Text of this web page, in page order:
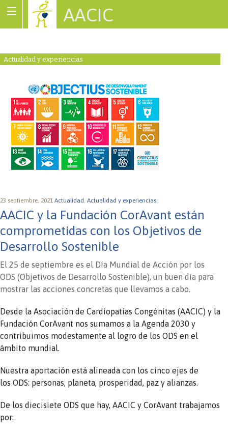
AACIC
Actualidad y experiencias
23 septiembre, 2021 Actualidad. Actualidad y experiencias.
AACIC y la Fundación CorAvant están
comprometidas con los Objetivos de
Desarrollo Sostenible
El 25 de septiembre es el Día Mundial de Acción por los
ODS (Objetivos de Desarrollo Sostenible), un buen día para
mostrar las acciones concretas que llevamos a cabo.
Desde la Asociación de Cardiopatías Congénitas (AACIC) y la
Fundación CorAvant nos sumamos a la Agenda 2030 y
contribuimos modestamente al logro de los ODS en el
ámbito mundial.
Nuestra aportación está alineada con los cinco ejes de
los ODS: personas, planeta, prosperidad, paz y alianzas.
De los diecisiete ODS que hay, AACIC y CorAvant trabajamos
por: